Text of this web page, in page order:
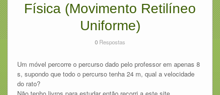
Física (Movimento Retilíneo
Uniforme)
0 Respostas
Um móvel percorre o percurso dado pelo professor em apenas 8
s, supondo que todo o percurso tenha 24 m, qual a velocidade
do rato?